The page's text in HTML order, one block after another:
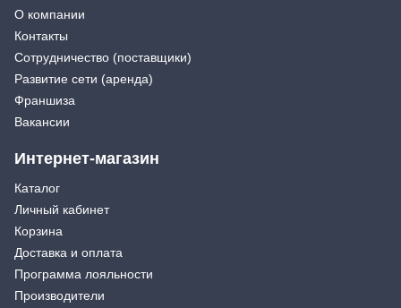
О компании
Контакты
Сотрудничество (поставщики)
Развитие сети (аренда)
Франшиза
Вакансии
Интернет-магазин
Каталог
Личный кабинет
Корзина
Доставка и оплата
Программа лояльности
Производители